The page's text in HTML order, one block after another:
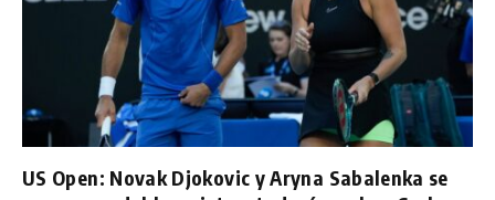
US Open: Novak Djokovic y Aryna Sabalenka se